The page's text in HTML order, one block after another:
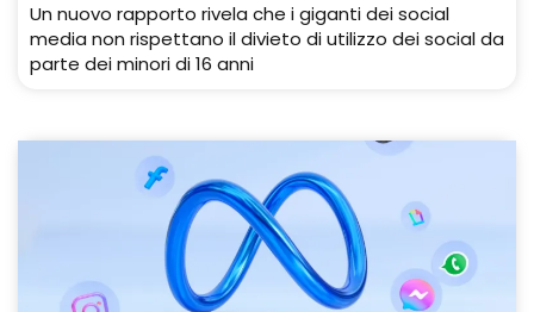
Un nuovo rapporto rivela che i giganti dei social
media non rispettano il divieto di utilizzo dei social da
parte dei minori di 16 anni